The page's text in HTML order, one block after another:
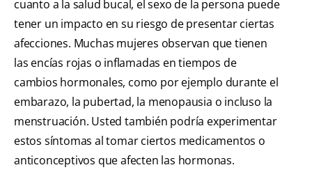
cuanto a la salud bucal, el sexo de la persona puede
tener un impacto en su riesgo de presentar ciertas
afecciones. Muchas mujeres observan que tienen
las encías rojas o inflamadas en tiempos de
cambios hormonales, como por ejemplo durante el
embarazo, la pubertad, la menopausia o incluso la
menstruación. Usted también podría experimentar
estos síntomas al tomar ciertos medicamentos o
anticonceptivos que afecten las hormonas.